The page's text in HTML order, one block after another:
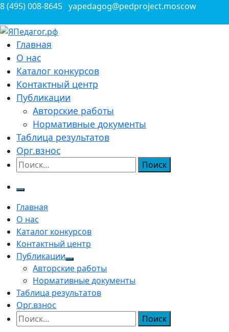
Перейти
содержимому
8 (495) 008-8645 yapedagog@pedproject.moscow
ЯПедагог.рф
Всероссийские конкурсы для педагогов
Главная
О нас
Каталог конкурсов
Контактный центр
Публикации
Авторские работы
Нормативные документы
Таблица результатов
Орг.взнос
Найти:
Главная
О нас
Каталог конкурсов
Контактный центр
Публикации
Авторские работы
Нормативные документы
Таблица результатов
Орг.взнос
Найти: